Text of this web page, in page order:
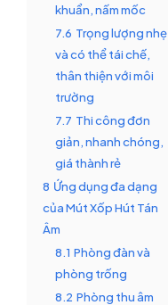
khuẩn, nấm mốc
7.6 Trọng lượng nhẹ
và có thể tái chế,
thân thiện với môi
trường
7.7 Thi công đơn
giản, nhanh chóng,
giá thành rẻ
8 Ứng dụng đa dạng
của Mút Xốp Hút Tán
Âm
8.1 Phòng đàn và
phòng trống
8.2 Phòng thu âm